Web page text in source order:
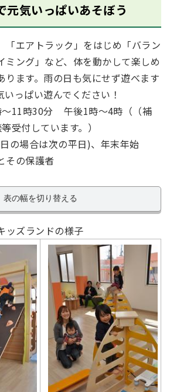
元気いっぱいあそぼう
「エアトラック」をはじめ「バラン
ミング」など、体を動かして楽しめ
ります。雨の日も気にせず遊べます
っぱい遊んでください！
～11時30分 午後1時～4時（（補
受付しています。）
の場合は次の平日)、年末年始
その保護者
表の幅を切り替える
ッズランドの様子